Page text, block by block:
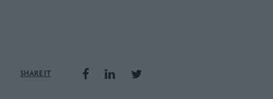
SHARE IT